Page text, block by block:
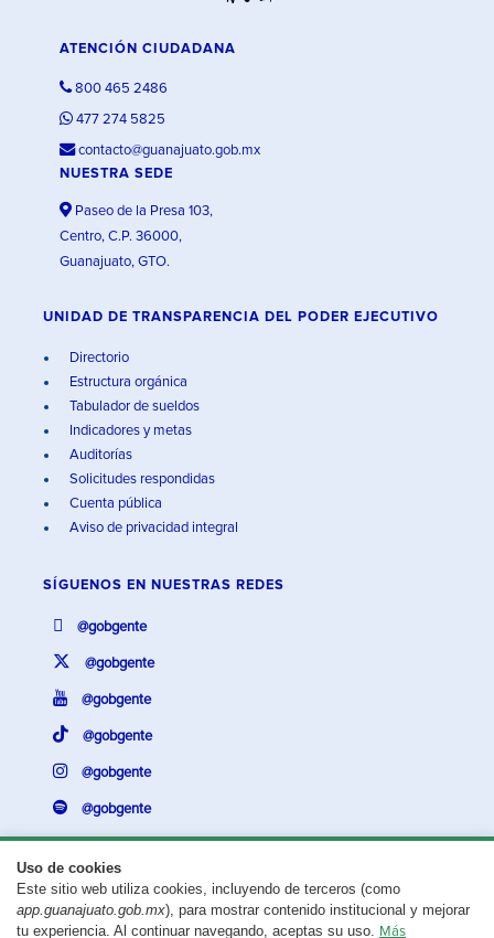
Uso de cookies
Este sitio web utiliza cookies, incluyendo de terceros (como
app.guanajuato.gob.mx), para mostrar contenido institucional y mejorar
tu experiencia. Al continuar navegando, aceptas su uso. Más
ATENCIÓN CIUDADANA
800 465 2486
477 274 5825
contacto@guanajuato.gob.mx
NUESTRA SEDE
Paseo de la Presa 103,
Centro, C.P. 36000,
Guanajuato, GTO.
UNIDAD DE TRANSPARENCIA DEL PODER EJECUTIVO
Directorio
Estructura orgánica
Tabulador de sueldos
Indicadores y metas
Auditorías
Solicitudes respondidas
Cuenta pública
Aviso de privacidad integral
SÍGUENOS EN NUESTRAS REDES
@gobgente
@gobgente
@gobgente
@gobgente
@gobgente
@gobgente
¿Existe algún problema con esta página?Repórtalo aquí.